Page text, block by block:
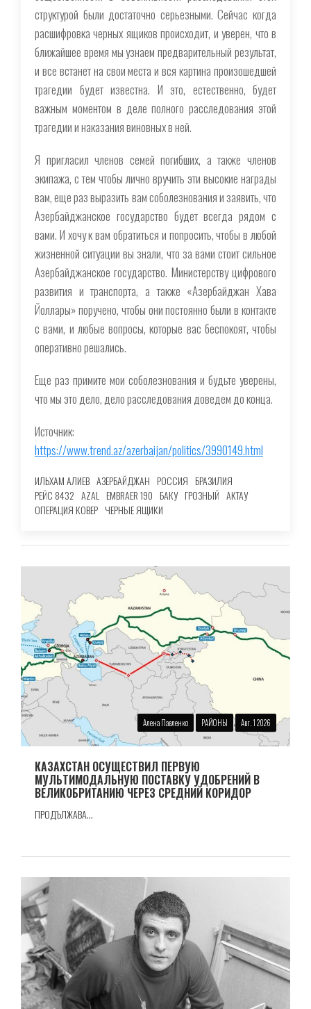
структурой были достаточно серьезными. Сейчас когда
расшифровка черных ящиков происходит, и уверен, что в
ближайшее время мы узнаем предварительный результат,
и все встанет на свои места и вся картина произошедшей
трагедии будет известна. И это, естественно, будет
важным моментом в деле полного расследования этой
трагедии и наказания виновных в ней.
Я пригласил членов семей погибших, а также членов
экипажа, с тем чтобы лично вручить эти высокие награды
вам, еще раз выразить вам соболезнования и заявить, что
Азербайджанское государство будет всегда рядом с
вами. И хочу к вам обратиться и попросить, чтобы в любой
жизненной ситуации вы знали, что за вами стоит сильное
Азербайджанское государство. Министерству цифрового
развития и транспорта, а также «Азербайджан Хава
Йоллары» поручено, чтобы они постоянно были в контакте
с вами, и любые вопросы, которые вас беспокоят, чтобы
оперативно решались.
Еще раз примите мои соболезнования и будьте уверены,
что мы это дело, дело расследования доведем до конца.
Источник:
https://www.trend.az/azerbaijan/politics/3990149.html
ИЛЬХАМ АЛИЕВ АЗЕРБАЙДЖАН РОССИЯ БРАЗИЛИЯ
РЕЙС 8432 AZAL EMBRAER 190 БАКУ ГРОЗНЫЙ АКТАУ
ОПЕРАЦИЯ КОВЕР ЧЕРНЫЕ ЯЩИКИ
Алена Павленко РАЙОНЫ Авг. 1 2026
КАЗАХСТАН ОСУЩЕСТВИЛ ПЕРВУЮ
МУЛЬТИМОДАЛЬНУЮ ПОСТАВКУ УДОБРЕНИЙ В
ВЕЛИКОБРИТАНИЮ ЧЕРЕЗ СРЕДНИЙ КОРИДОР
ПРОДЪЛЖАВА...